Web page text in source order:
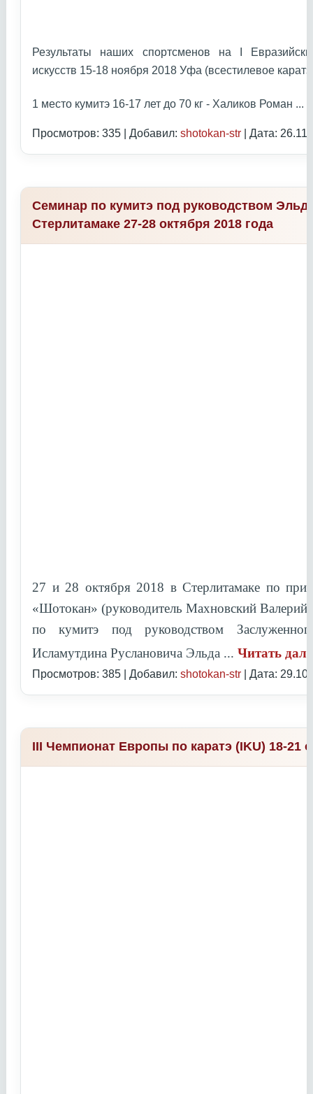
Результаты наших спортсменов на I
искусств 15-18 ноября 2018 Уфа (всестилевое
1 место кумитэ 16-17 лет до 70 кг - Халиков Роман ...
Просмотров: 335 | Добавил: shotokan-str | Дата:
Семинар по кумитэ под руководством
Стерлитамаке 27-28 октября 2018 года
27 и 28 октября 2018 в Стерлитамаке по
«Шотокан» (руководитель Махновский
по кумитэ под руководством
Исламутдина Руслановича Эльда ... Читать
Просмотров: 385 | Добавил: shotokan-str | Дата:
III Чемпионат Европы по каратэ (IKU) 18-21